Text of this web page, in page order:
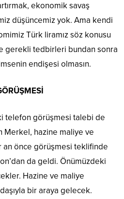
ekonomik savaş
düşüncemiz yok. Ama kendi
Türk liramız söz konusu
gerekli tedbirleri bundan sonra
endişesi olmasın.
telefon görüşmesi talebi de
Merkel, hazine maliye ve
an önce görüşmesi teklifinde
da geldi. Önümüzdeki
Hazine ve maliye
bir araya gelecek.